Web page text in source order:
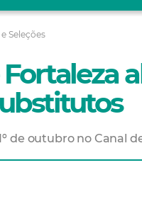
Seleções
de outubro no Canal